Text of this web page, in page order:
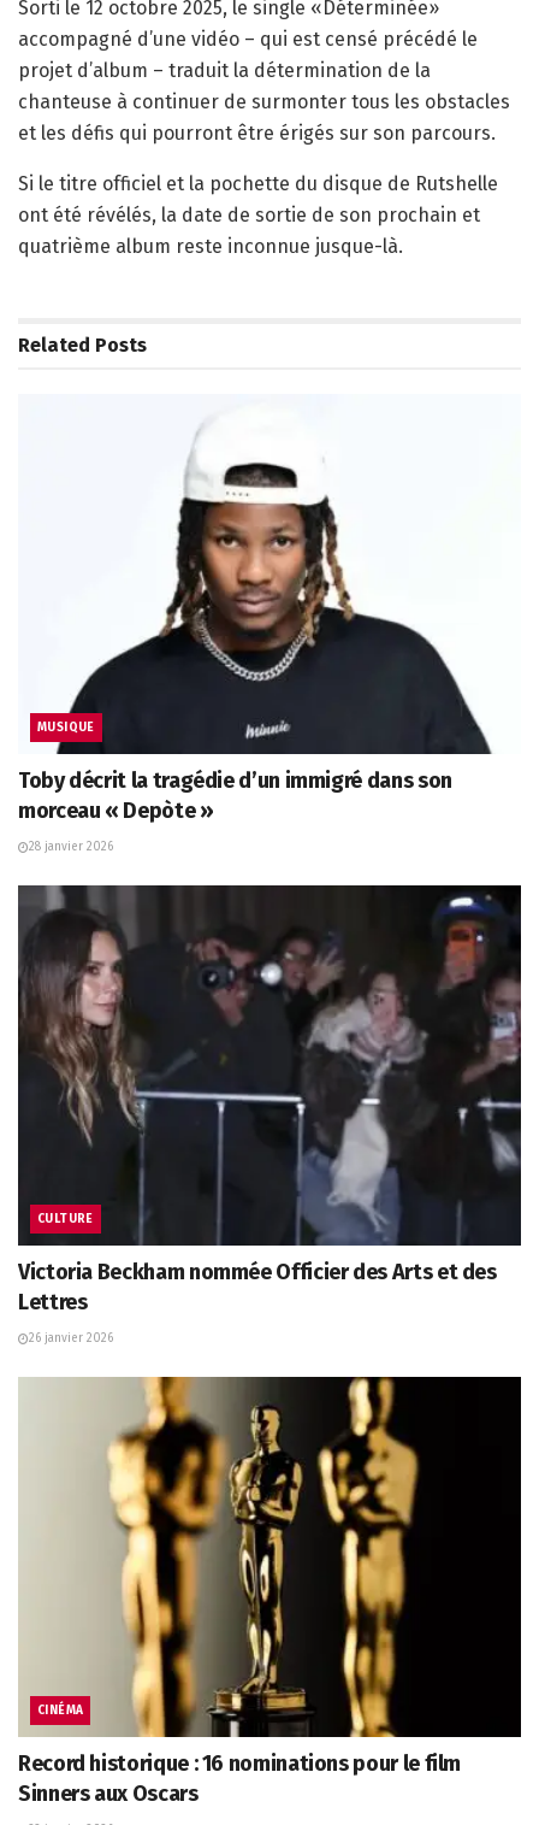
Sorti le 12 octobre 2025, le single «Déterminée»
accompagné d’une vidéo – qui est censé précédé le
projet d’album – traduit la détermination de la
chanteuse à continuer de surmonter tous les obstacles
et les défis qui pourront être érigés sur son parcours.
Si le titre officiel et la pochette du disque de Rutshelle
ont été révélés, la date de sortie de son prochain et
quatrième album reste inconnue jusque-là.
Related Posts
MUSIQUE
Toby décrit la tragédie d’un immigré dans son
morceau « Depòte »
28 janvier 2026
CULTURE
Victoria Beckham nommée Officier des Arts et des
Lettres
26 janvier 2026
CINÉMA
Record historique : 16 nominations pour le film
Sinners aux Oscars